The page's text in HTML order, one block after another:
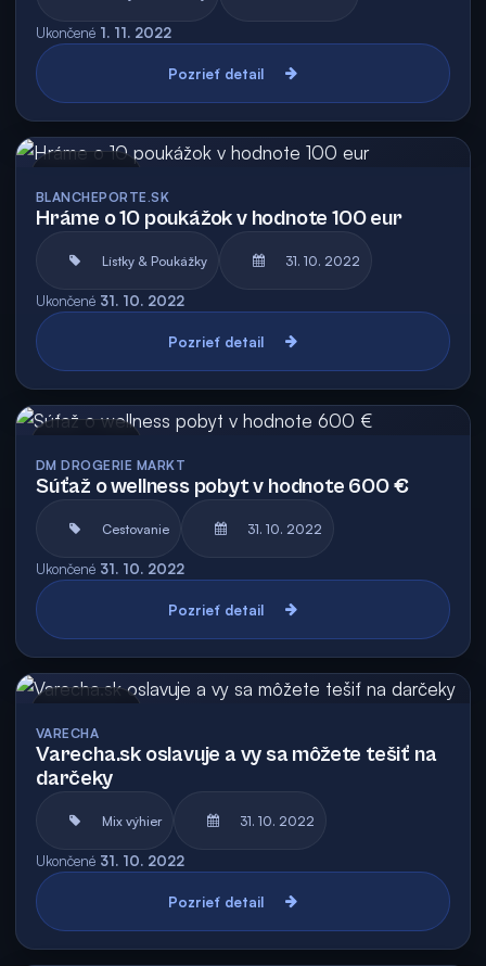
Ukončené 1. 11. 2022
Pozrieť detail
BLANCHEPORTE.SK
Hráme o 10 poukážok v hodnote 100 eur
Lístky & Poukážky 31. 10. 2022
Ukončené 31. 10. 2022
Pozrieť detail
DM DROGERIE MARKT
Súťaž o wellness pobyt v hodnote 600 €
Cestovanie 31. 10. 2022
Ukončené 31. 10. 2022
Pozrieť detail
VARECHA
Varecha.sk oslavuje a vy sa môžete tešiť na
darčeky
Mix výhier 31. 10. 2022
Ukončené 31. 10. 2022
Pozrieť detail